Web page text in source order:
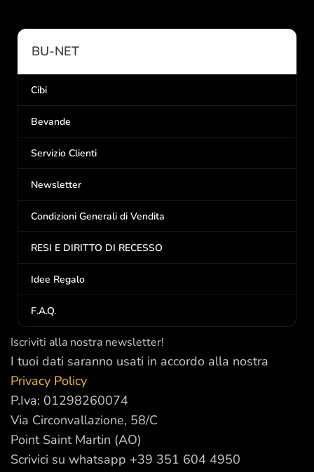
BU-NET
Cibi
Bevande
Servizio Clienti
Newsletter
Condizioni Generali di Vendita
RESI E DIRITTO DI RECESSO
Idee Regalo
F.A.Q.
Iscriviti alla nostra newsletter!
I tuoi dati saranno usati in accordo alla nostra
Privacy Policy
P.Iva: 01298260074
Via Circonvallazione, 58/C
Point Saint Martin (AO)
Scrivici su whatsapp +39 351 604 4950